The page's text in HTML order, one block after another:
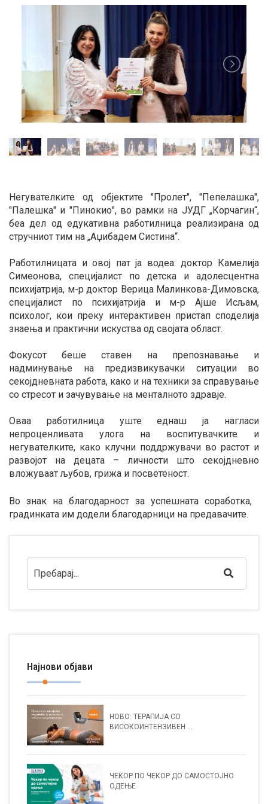
Негувателките од објектите "Пролет", "Пепелашка",
"Палешка" и "Пинокио", во рамки на ЈУДГ „Корчагин“,
беа дел од едукативна работилница реализирана од
стручниот тим на „Аџибадем Систина“.
Работилницата и овој пат ја водеа: доктор Камелија
Симеонова, специјалист по детска и адолесцентна
психијатрија, м-р доктор Верица Малинкова-Димовска,
специјалист по психијатрија и м-р Ајше Исљам,
психолог, кои преку интерактивен пристап споделија
знаења и практични искуства од својата област.
Фокусот беше ставен на препознавање и
надминување на предизвикувачки ситуации во
секојдневната работа, како и на техники за справување
со стресот и зачувување на менталното здравје.
Оваа работилница уште еднаш ја нагласи
непроценливата улога на воспитувачките и
негувателките, како клучни поддржувачи во растот и
развојот на децата – личности што секојдневно
вложуваат љубов, грижа и посветеност.
Во знак на благодарност за успешната соработка,
градинката им додели благодарници на предавачите.
Најнови објави
НОВО: ТЕРАПИЈА СО
ВИСОКОИНТЕНЗИВЕН ...
ЧЕКОР ПО ЧЕКОР ДО САМОСТОЈНО
ОДЕЊЕ